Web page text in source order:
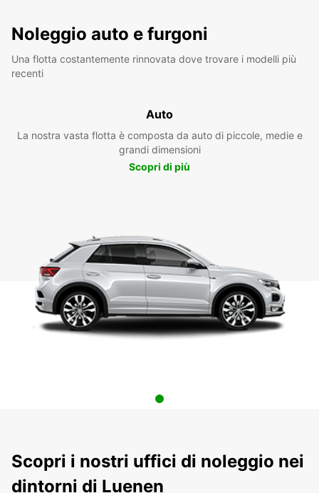
Noleggio auto e furgoni
Una flotta costantemente rinnovata dove trovare i modelli più
recenti
Auto
La nostra vasta flotta è composta da auto di piccole, medie e
grandi dimensioni
Scopri di più
Scopri i nostri uffici di noleggio nei
dintorni di Luenen